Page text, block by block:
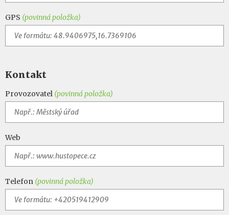
GPS (povinná položka)
Kontakt
Provozovatel (povinná položka)
Web
Telefon (povinná položka)